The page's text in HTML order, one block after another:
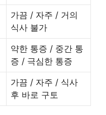
가끔 / 자주 / 거의
식사 불가
약한 통증 / 중간 통
증 / 극심한 통증
가끔 / 자주 / 식사
후 바로 구토